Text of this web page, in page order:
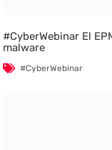
#CyberWebinar El
malware
#CyberWebinar